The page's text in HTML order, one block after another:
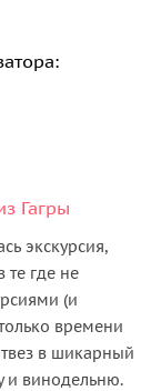
Гагры
экскурсия,
те где не
(и
времени
в шикарный
и винодельню.